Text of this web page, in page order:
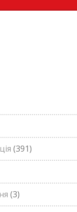
(391)
(3)